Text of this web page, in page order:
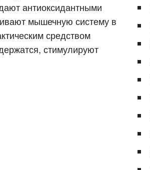
антиоксидантными
мышечную систему в
средством
стимулируют